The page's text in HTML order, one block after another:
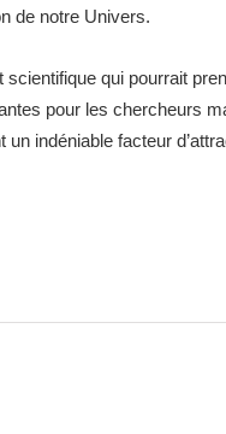
de notre Univers.
qui pourrait
pour les chercheurs
indéniable facteur